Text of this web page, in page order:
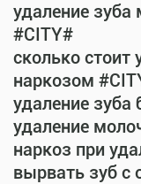
удаление зуба
#CITY#
сколько стоит
наркозом
удаление зуба
удаление
наркоз при
вырвать зуб